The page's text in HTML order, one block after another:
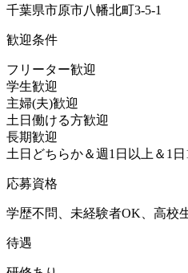
千葉県市原市八幡北町3-5-1
歓迎条件
フリーター歓迎
学生歓迎
主婦(夫)歓迎
土日働ける方歓迎
長期歓迎
土日どちらか＆週1日以上＆1
応募資格
学歴不問、未経験者OK、高校
待遇